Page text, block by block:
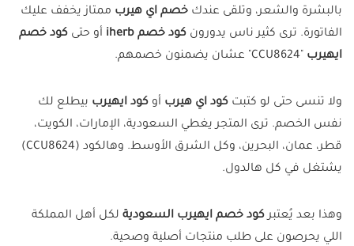
بالبشرة والشعر، وتلقى عندك خصم اي هيرب ممتاز يخفف عليك
الفاتورة. ترى كثير ناس يدورون كود خصم iherb أو حتى كود خصم
ايهيرب
ولا تنسى حتى لو كتبت كود اي هيرب أو كود ايهيرب بيطلع لك
نفس الخصم. ترى المتجر يغطي السعودية، الإمارات، الكويت،
قطر، عمان، البحرين، وكل الشرق الأوسط. وهالكود (CCU8624)
يشتغل في كل هالدول.
وهذا بعد يُعتبركود خصم ايهيرب السعودية لكل أهل المملكة
اللي يحرصون على طلب منتجات أصلية وصحية.